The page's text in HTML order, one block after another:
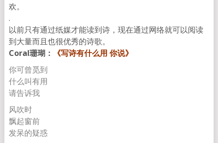
欢。
.
以前只有通过纸媒才能读到诗， 现在通过网络就可以阅读
到大量而且也很优秀的诗歌。
Coral珊瑚：
《写诗有什么用 你说》
你可曾觅到
什么叫有用
请告诉我
风吹时
飘起窗前
发呆的疑惑